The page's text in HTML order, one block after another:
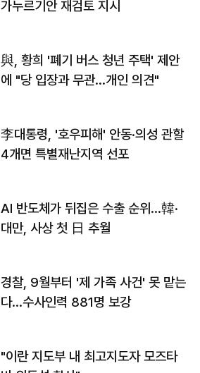
가누르기안 재검토 지시
與, 황희 '폐기 버스 청년 주택' 제안
에 "당 입장과 무관…개인 의견"
李대통령, '호우피해' 안동·의성 관할
4개면 특별재난지역 선포
AI 반도체가 뒤집은 수출 순위…韓·
대만, 사상 첫 日 추월
경찰, 9월부터 '제 가족 사건' 못 맡는
다…수사인력 881명 보강
"이란 지도부 내 최고지도자 모즈타